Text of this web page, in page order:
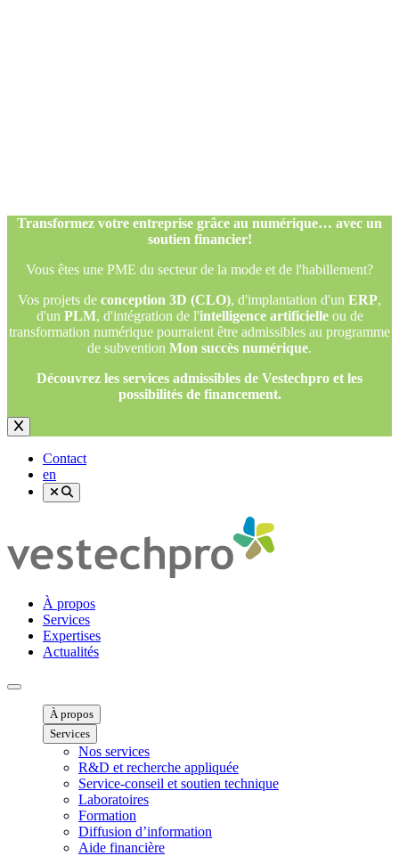
Transformez votre entreprise grâce au numérique… avec un
soutien financier!
Vous êtes une PME du secteur de la mode et de l'habillement?
Vos projets de conception 3D (CLO), d'implantation d'un ERP,
d'un PLM, d'intégration de l'intelligence artificielleou de
transformation numérique pourraient être admissibles au programme
de subvention Mon succès numérique.
Découvrez les services admissibles de Vestechpro et les
possibilités de financement.
Contact
en
À propos
Services
Expertises
Actualités
Ouvrir menu mobile
À propos
Services
Nos services
R&D et recherche appliquée
Service-conseil et soutien technique
Laboratoires
Formation
Diffusion d’information
Aide financière